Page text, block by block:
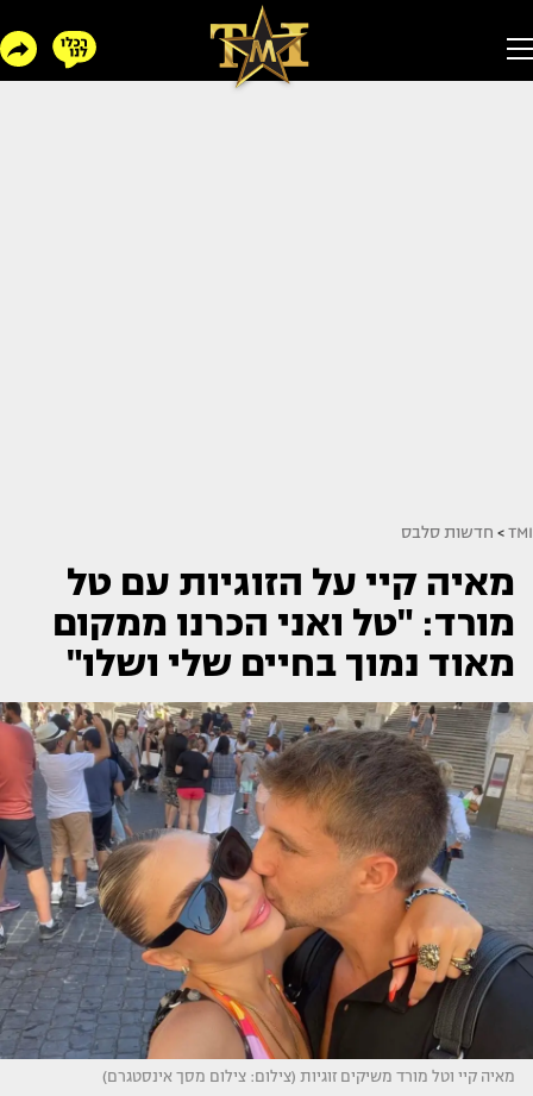
TMI
> חדשות סלבס
מאיה קיי על הזוגיות עם טל
מורד: "טל ואני הכרנו ממקום
מאוד נמוך בחיים שלי ושלו"
מאיה קיי וטל מורד משיקים זוגיות (צילום: צילום מסך אינסטגרם)